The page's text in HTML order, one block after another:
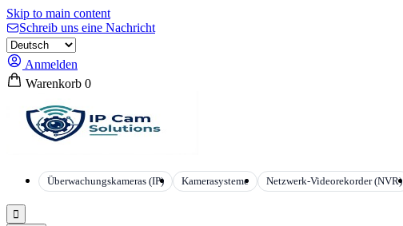
Skip to main content
Schreib uns eine Nachricht
Anmelden
Warenkorb 0
Überwachungskameras (IP) Kamerasysteme Netzwerk-Videorekorder (NVR)
